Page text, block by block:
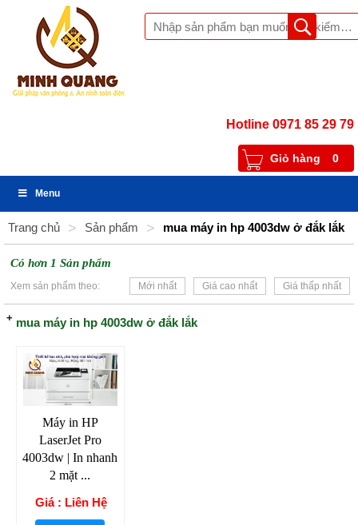
Hotline 0971 85 29 79
Giỏ hàng 0
Menu
Trang chủ > Sản phẩm > mua máy in hp 4003dw ở đắk lắk
Có hơn 1 Sản phẩm
Xem sản phẩm theo: Mới nhất Giá cao nhất Giá thấp nhất
mua máy in hp 4003dw ở đắk lắk
Máy in HP
LaserJet Pro
4003dw | In nhanh
2 mặt ...
Giá : Liên Hệ